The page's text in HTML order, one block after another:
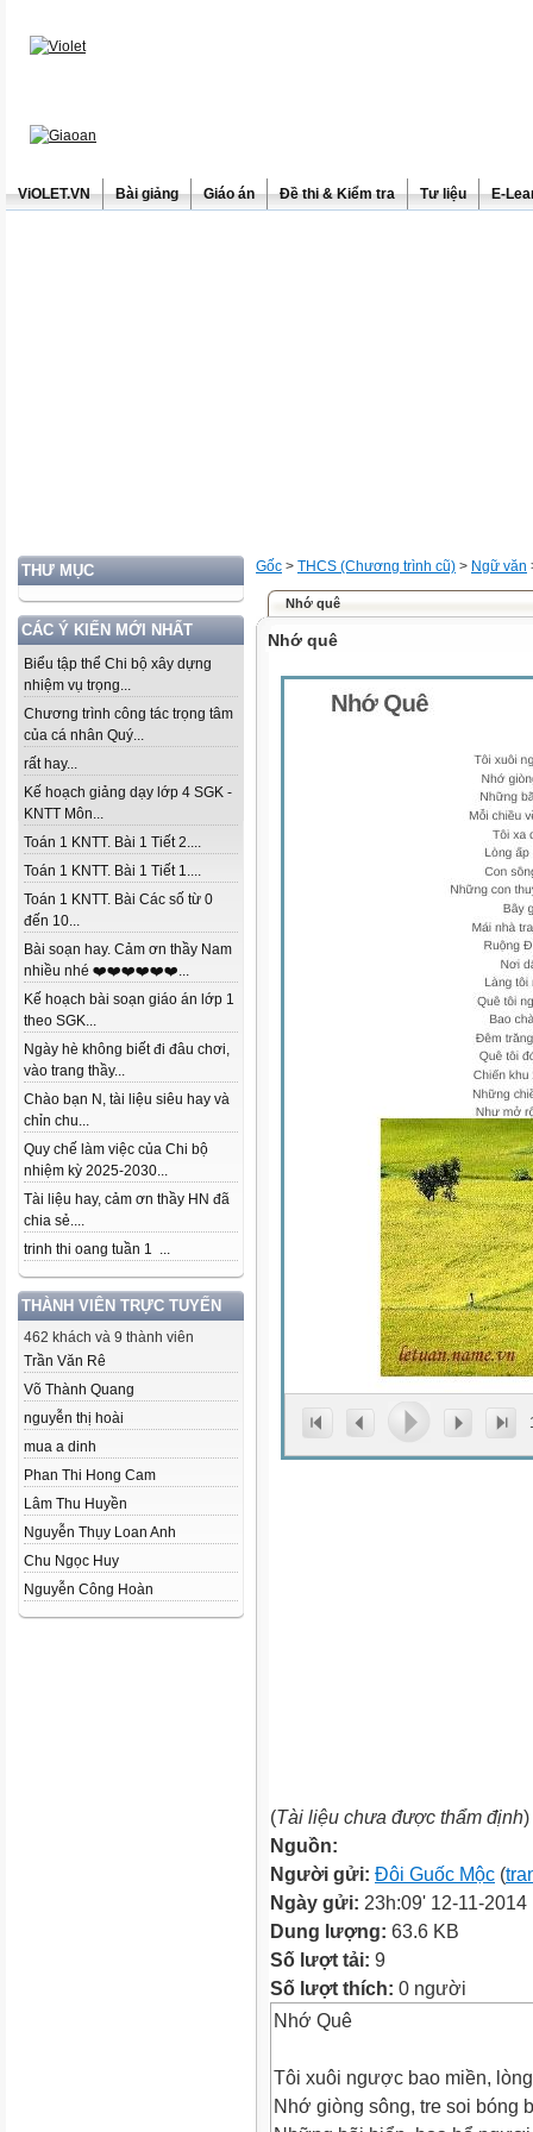
ViOLET.VN Bài giảng Giáo án Đề thi & Kiểm tra Tư liệu E-
THƯ MỤC
CÁC Ý KIẾN MỚI NHẤT
Biểu tập thể Chi bộ xây dựng
nhiệm vụ trọng...
Chương trình công tác trọng tâm
của cá nhân Quý...
rất hay...
Kế hoạch giảng dạy lớp 4 SGK -
KNTT Môn...
Toán 1 KNTT. Bài 1 Tiết 2....
Toán 1 KNTT. Bài 1 Tiết 1....
Toán 1 KNTT. Bài Các số từ 0
đến 10...
Bài soạn hay. Cảm ơn thầy Nam
nhiều nhé ❤️❤️❤️❤️❤️❤️...
Kế hoạch bài soạn giáo án lớp 1
theo SGK...
Ngày hè không biết đi đâu chơi,
vào trang thầy...
Chào bạn N, tài liệu siêu hay và
chỉn chu...
Quy chế làm việc của Chi bộ
nhiệm kỳ 2025-2030...
Tài liệu hay, cảm ơn thầy HN đã
chia sẻ....
trinh thi oang tuần 1 ...
THÀNH VIÊN TRỰC TUYẾN
462 khách và 9 thành viên
Trần Văn Rê
Võ Thành Quang
nguyễn thị hoài
mua a dinh
Phan Thi Hong Cam
Lâm Thu Huyền
Nguyễn Thụy Loan Anh
Chu Ngọc Huy
Nguyễn Công Hoàn
Gốc > THCS (Chương trình cũ) > Ngữ văn
Nhớ quê
Nhớ quê
(Tài liệu chưa được thẩm định)
Nguồn:
Người gửi: Đôi Guốc Mộc (
Ngày gửi: 23h:09' 12-11-2014
Dung lượng: 63.6 KB
Số lượt tải: 9
Số lượt thích: 0 người
Nhớ Quê
Tôi xuôi ngược bao miền,
Nhớ giòng sông, tre soi bóng